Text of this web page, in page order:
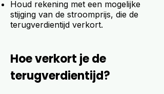
Houd rekening met een mogelijke
stijging van de stroomprijs, die de
terugverdientijd verkort.
Hoe verkort je de
terugverdientijd?